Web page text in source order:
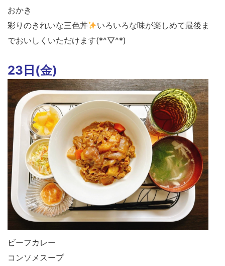
おかき
彩りのきれいな三色丼
いろいろな味が楽しめて最後ま
でおいしくいただけます(*^▽^*)
23日(金)
ビーフカレー
コンソメスープ